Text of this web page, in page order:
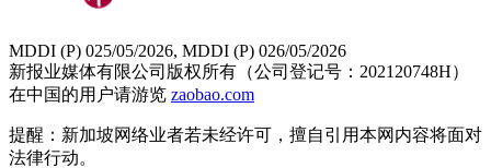
MDDI (P) 025/05/2026, MDDI (P) 026/05/2026
新报业媒体有限公司版权所有（公司登记号：202120748H）
在中国的用户请游览 zaobao.com
提醒：新加坡网络业者若未经许可，擅自引用本网内容将面对
法律行动。